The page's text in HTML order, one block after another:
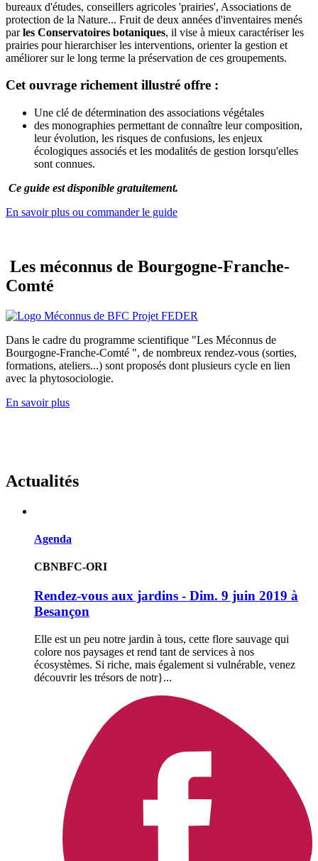
bureaux d'études, conseillers agricoles 'prairies', Associations de
protection de la Nature... Fruit de deux années d'inventaires menés
parles Conservatoires botaniques, il vise à mieux caractériser les
prairies pour hierarchiser les interventions, orienter la gestion et
améliorer sur le long terme la préservation de ces groupements.
Cet ouvrage richement illustré offre :
Une clé de détermination des associations végétales
des monographies permettant de connaître leur composition,
leur évolution, les risques de confusions, les enjeux
écologiques associés et les modalités de gestion lorsqu'elles
sont connues.
Ce guide est disponible gratuitement.
En savoir plus ou commander le guide
Les méconnus de Bourgogne-Franche-
Comté
Dans le cadre du programme scientifique "Les Méconnus de
Bourgogne-Franche-Comté ", de nombreux rendez-vous (sorties,
formations, ateliers...) sont proposés dont plusieurs cycle en lien
avec la phytosociologie.
En savoir plus
Actualités
Agenda
CBNBFC-ORI
Rendez-vous aux jardins - Dim. 9 juin 2019 à
Besançon
Elle est un peu notre jardin à tous, cette flore sauvage qui
colore nos paysages et rend tant de services à nos
écosystèmes. Si riche, mais également si vulnérable, venez
découvrir les trésors de notr}...